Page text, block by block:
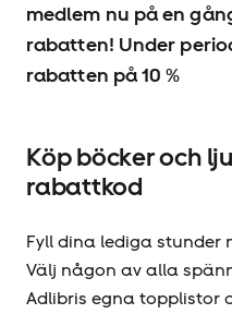
medlem nu på en
rabatten! Under
rabatten på 10 %
Köp böcker och
rabattkod
Fyll dina lediga stunder
Välj någon av alla
Adlibris egna topplistor